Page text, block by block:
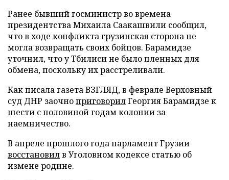
Ранее бывший госминистр во времена
президентства Михаила Саакашвили сообщил,
что в ходе конфликта грузинская сторона не
могла возвращать своих бойцов. Барамидзе
уточнил, что у Тбилиси не было пленных для
обмена, поскольку их расстреливали.
Как писала газета ВЗГЛЯД, в феврале Верховный
суд ДНР заочноприговорилГеоргия Барамидзе к
шести с половиной годам колонии за
наемничество.
В апреле прошлого года парламент Грузии
восстановилв Уголовном кодексе статью об
измене родине.